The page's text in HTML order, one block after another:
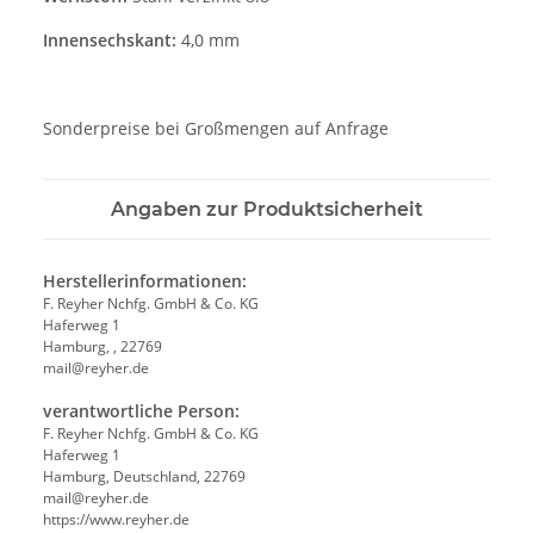
Innensechskant: 4,0 mm
Sonderpreise bei Großmengen auf Anfrage
Angaben zur Produktsicherheit
Herstellerinformationen:
F. Reyher Nchfg. GmbH & Co. KG
Haferweg 1
Hamburg, , 22769
mail@reyher.de
verantwortliche Person:
F. Reyher Nchfg. GmbH & Co. KG
Haferweg 1
Hamburg, Deutschland, 22769
mail@reyher.de
https://www.reyher.de